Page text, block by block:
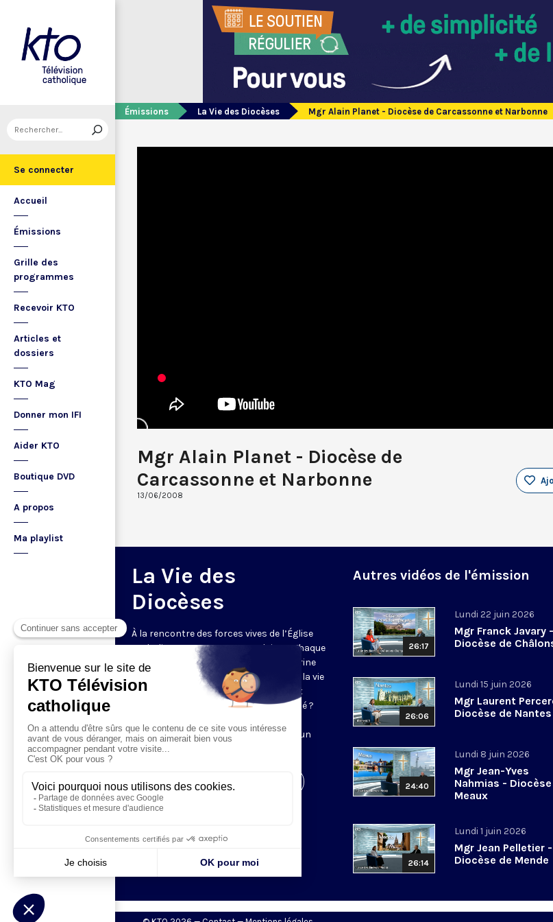
Se connecter
Accueil
Émissions
Grille des
programmes
Recevoir KTO
Articles et
dossiers
KTO Mag
Donner mon IFI
Aider KTO
Boutique DVD
A propos
Ma playlist
Émissions La Vie des Diocèses Mgr Alain Planet - Diocèse de Carcassonne et Narbonne
Mgr Alain Planet - Diocèse de
Carcassonne et Narbonne
13/06/2008
La Vie des
Diocèses
À la rencontre des forces vives de l’Église
catholique en France et en Belgique. Chaque
semaine, un évêque est reçu par Honorine
Grasset pour remettre en perspective la vie
et l’actualité de son diocèse. Comment
l’Evangile est-il concrètement annoncé ?
Reportages et interviews nourrissent un
échange franc et direct.
Visiter la page de l'émission
Autres vidéos de l'émission
26:17
Lundi 22 juin 2026
Mgr Franck Javary -
Diocèse de
26:06
Lundi 15 juin 2026
Mgr Laurent
Diocèse de Nantes
24:40
Lundi 8 juin 2026
Mgr Jean-Yves
Nahmias -
Meaux
26:14
Lundi 1 juin 2026
Mgr Jean Pelletier -
Diocèse de Mende